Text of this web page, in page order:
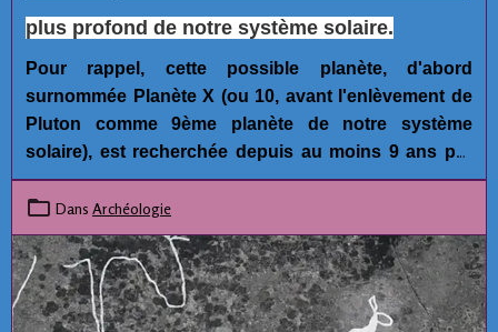
plus profond de notre système solaire.
Pour rappel, cette possible planète, d'abord
surnommée Planète X (ou 10, avant l'enlèvement de
Pluton comme 9ème planète de notre système
solaire), est recherchée depuis au moins 9 ans par
plusieurs astronomes car ce serait la seule
explication possible raisonnable pour expliquer les
anomalies orbitales de plusieurs mini-planètes
dansla ceinture de Kuiper, aux confins de notre
système solaire.
Dans Archéologie